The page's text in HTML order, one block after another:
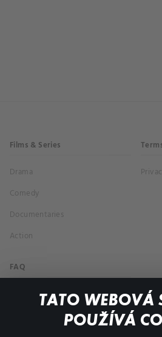
TATO WEBOVÁ
POUŽÍVÁ
Films & Series
Drama
Comedy
Documentaries
Action
FAQ
My profile